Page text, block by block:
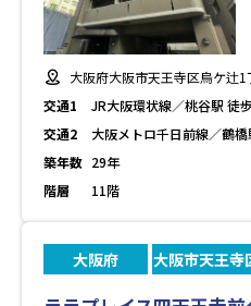
大阪府大阪市天王寺区烏ケ辻1
交通1
JR大阪環状線／桃谷駅 徒
交通2
大阪メトロ千日前線／鶴
築年数 29年
階層
11階
大阪府 大阪市天王寺